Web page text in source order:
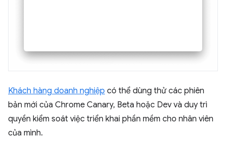
Khách hàng doanh nghiệp có thể dùng thử các phiên
bản mới của Chrome Canary, Beta hoặc Dev và duy trì
quyền kiểm soát việc triển khai phần mềm cho nhân viên
của mình.